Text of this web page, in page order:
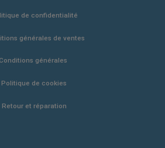
de confidentialité
générales de ventes
Conditions générales
Politique de cookies
Retour et réparation